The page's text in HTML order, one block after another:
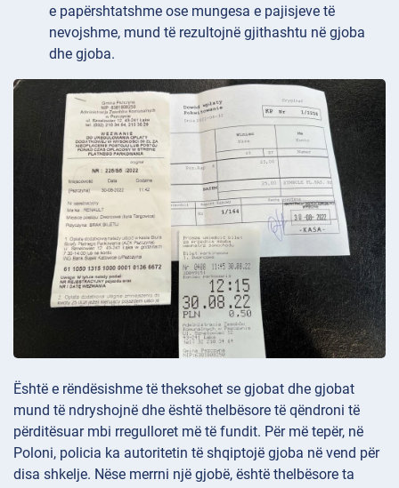
e papërshtatshme ose mungesa e pajisjeve të
nevojshme, mund të rezultojnë gjithashtu në gjoba
dhe gjoba.
Është e rëndësishme të theksohet se gjobat dhe gjobat
mund të ndryshojnë dhe është thelbësore të qëndroni të
përditësuar mbi rregulloret më të fundit. Për më tepër, në
Poloni, policia ka autoritetin të shqiptojë gjoba në vend për
disa shkelje. Nëse merrni një gjobë, është thelbësore ta